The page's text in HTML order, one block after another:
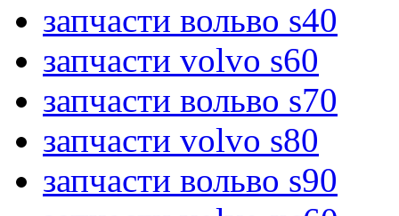
запчасти вольво s40
запчасти volvo s60
запчасти вольво s70
запчасти volvo s80
запчасти вольво s90